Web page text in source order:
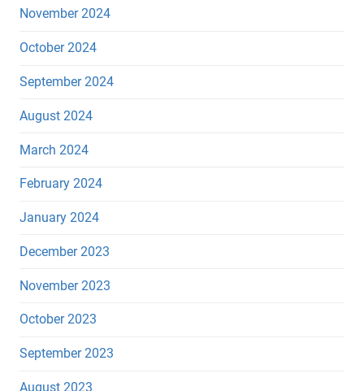
November 2024
October 2024
September 2024
August 2024
March 2024
February 2024
January 2024
December 2023
November 2023
October 2023
September 2023
August 2023